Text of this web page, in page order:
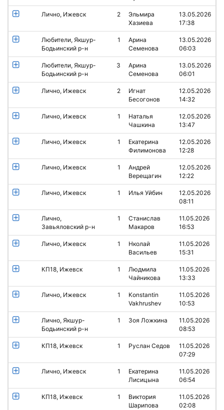
Лично, Ижевск 2
Эльмира
Хазиева
13.05.2026
17:38
Любители, Якшур-
Бодьинский р-н
1
Арина
Семенова
13.05.2026
06:03
Любители, Якшур-
Бодьинский р-н
3
Арина
Семенова
13.05.2026
06:01
Лично, Ижевск 2
Игнат
Бесогонов
12.05.2026
14:32
Лично, Ижевск 1
Наталья
Чашкина
12.05.2026
13:47
Лично, Ижевск 1
Екатерина
Филимонова
12.05.2026
12:28
Лично, Ижевск 1
Андрей
Верещагин
12.05.2026
12:22
Лично, Ижевск 1 Илья Уйбин
12.05.2026
08:11
Лично,
Завьяловский р-н
1
Станислав
Макаров
11.05.2026
16:53
Лично, Ижевск 1
Нколай
Васильев
11.05.2026
15:31
КП18, Ижевск 1
Людмила
Чайникова
11.05.2026
13:33
Лично, Ижевск 1
Konstantin
Vakhrushev
11.05.2026
10:53
Лично, Якшур-
Бодьинский р-н
1 Зоя Ложкина
11.05.2026
08:53
КП18, Ижевск 1 Руслан Седов
11.05.2026
07:29
Лично, Ижевск 1
Екатерина
Лисицына
11.05.2026
06:54
КП18, Ижевск 1
Виктория
Шарипова
11.05.2026
02:08